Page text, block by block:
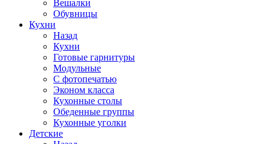
Вешалки
Обувницы
Кухни
Назад
Кухни
Готовые гарнитуры
Модульные
С фотопечатью
Эконом класса
Кухонные столы
Обеденные группы
Кухонные уголки
Детские